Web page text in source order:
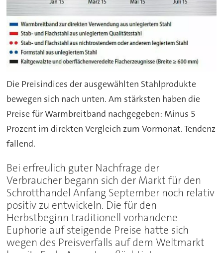
Die Preisindices der ausgewählten Stahlprodukte
bewegen sich nach unten. Am stärksten haben die
Preise für Warmbreitband nachgegeben: Minus 5
Prozent im direkten Vergleich zum Vormonat. Tendenz
fallend.
Bei erfreulich guter Nachfrage der
Verbraucher begann sich der Markt für den
Schrotthandel Anfang September noch relativ
positiv zu entwickeln. Die für den
Herbstbeginn traditionell vorhandene
Euphorie auf steigende Preise hatte sich
wegen des Preisverfalls auf dem Weltmarkt